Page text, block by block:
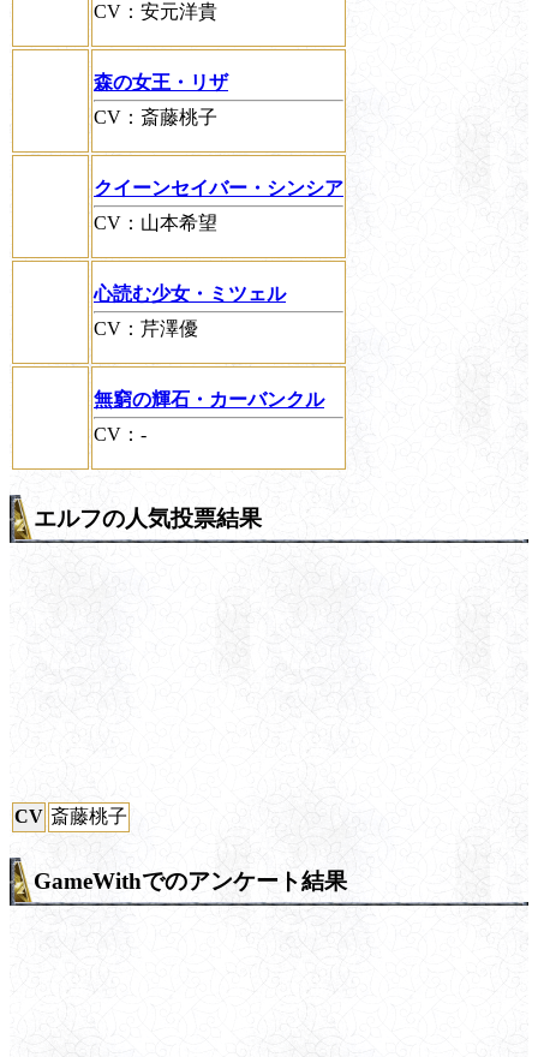
CV：安元洋貴
森の女王・リザ
CV：斎藤桃子
クイーンセイバー・シンシア
CV：山本希望
心読む少女・ミツェル
CV：芹澤優
無窮の輝石・カーバンクル
CV：-
エルフの人気投票結果
CV 斎藤桃子
GameWithでのアンケート結果